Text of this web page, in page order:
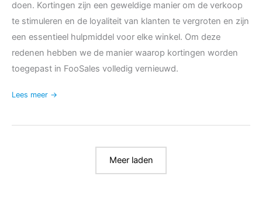
doen. Kortingen zijn een geweldige manier om de verkoop
te stimuleren en de loyaliteit van klanten te vergroten en zijn
een essentieel hulpmiddel voor elke winkel. Om deze
redenen hebben we de manier waarop kortingen worden
toegepast in FooSales volledig vernieuwd.
Lees meer →
Meer laden